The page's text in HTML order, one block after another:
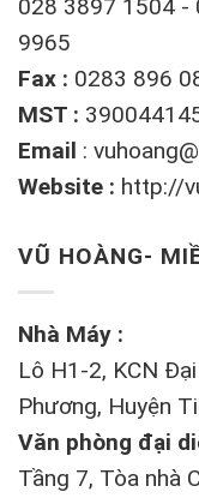
028 3897 1504 -
9965
Fax : 0283 896
MST :
Email :
Website : http://
VŨ HOÀNG-
Nhà Máy :
Lô H1-2, KCN
Phương, Huyện
Văn phòng đại
Tầng 7, Tòa nhà